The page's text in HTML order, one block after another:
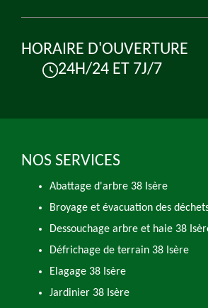
HORAIRE D'OUVERTURE
24H/24 ET 7J/7
NOS SERVICES
Abattage d'arbre 38 Isère
Broyage et évacuation des
Dessouchage arbre et haie 38
Défrichage de terrain 38 Isère
Elagage 38 Isère
Jardinier 38 Isère